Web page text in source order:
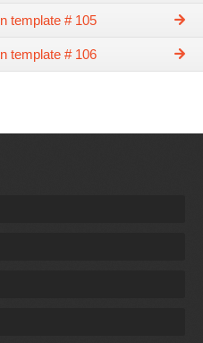
template # 105
template # 106